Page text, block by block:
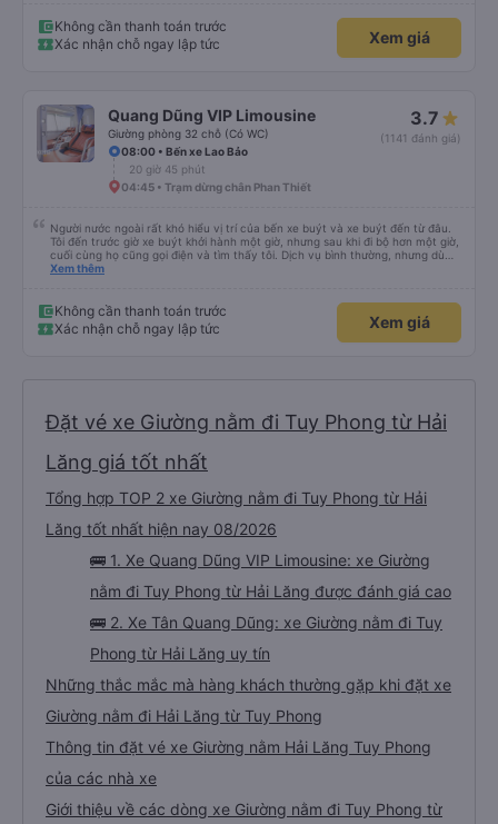
bạn ấy nha. Nếu bạn ấy bị trừ thì bảo bạn ấy liên hệ sđt của mình, mình hỗ
trợ ạ. Số mình đuôi 666, chuyến ĐH-NT ngày 16/1. À các bạn nữ lễ tân xinh
iu còn đổi cho mình phòng đơn sang đôi xong còn note là (một mình) yêu
Không cần thanh toán trước
Xác nhận chỗ ngay lập tức
Xem giá
Quang Dũng VIP Limousine
Giường phòng 32 chỗ (Có WC)
3.7
(1141 đánh giá)
08:00 • Bến xe Lao Bảo
20 giờ 45 phút
04:45 • Trạm dừng chân Phan Thiết
Người nước ngoài rất khó hiểu vị trí của bến xe buýt và xe buýt đến từ đâu.
Tôi đến trước giờ xe buýt khởi hành một giờ, nhưng sau khi đi bộ hơn một giờ,
cuối cùng họ cũng gọi điện và tìm thấy tôi. Dịch vụ bình thường, nhưng dù
sao thì tôi ngủ ngon hơn ở khách sạn vì tôi rất thoải mái. Sẽ tuyệt hơn nếu
Xem thêm
Không cần thanh toán trước
Xác nhận chỗ ngay lập tức
Xem giá
Đặt vé xe Giường nằm đi Tuy Phong từ Hải
Lăng giá tốt nhất
Tổng hợp TOP 2 xe Giường nằm đi Tuy Phong từ Hải
Lăng tốt nhất hiện nay 08/2026
🚌 1. Xe Quang Dũng VIP Limousine: xe Giường
nằm đi Tuy Phong từ Hải Lăng được đánh giá cao
🚌 2. Xe Tân Quang Dũng: xe Giường nằm đi Tuy
Phong từ Hải Lăng uy tín
Những thắc mắc mà hàng khách thường gặp khi đặt xe
Giường nằm đi Hải Lăng từ Tuy Phong
Thông tin đặt vé xe Giường nằm Hải Lăng Tuy Phong
của các nhà xe
Giới thiệu về các dòng xe Giường nằm đi Tuy Phong từ